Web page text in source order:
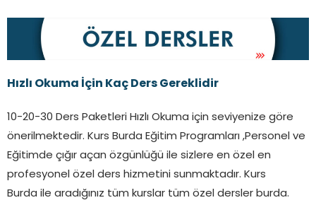
Hızlı Okuma İçin Kaç Ders Gereklidir
10-20-30 Ders Paketleri Hızlı Okuma için seviyenize göre
önerilmektedir. Kurs Burda Eğitim Programları ,Personel ve
Eğitimde çığır açan özgünlüğü ile sizlere en özel en
profesyonel özel ders hizmetini sunmaktadır. Kurs
Burda ile aradığınız tüm kurslar tüm özel dersler burda.